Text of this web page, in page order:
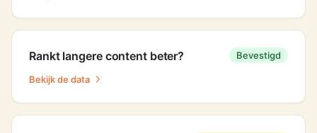
Rankt langere content beter? Bevestigd
Bekijk de data